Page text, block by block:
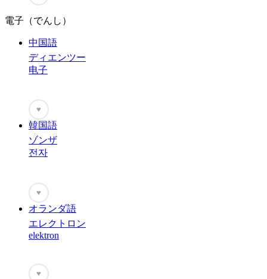
電子（でんし）
中国語
ディエンツー
电子
♥
韓国語
ゾンザ
전자
♥
オランダ語
エレクトロン
elektron
♥